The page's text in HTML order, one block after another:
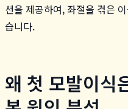
션을 제공하여, 좌절을 겪은
습니다.
왜 첫 모발이식